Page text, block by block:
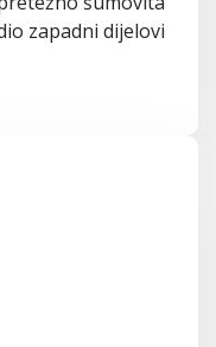
zapadni dijelovi